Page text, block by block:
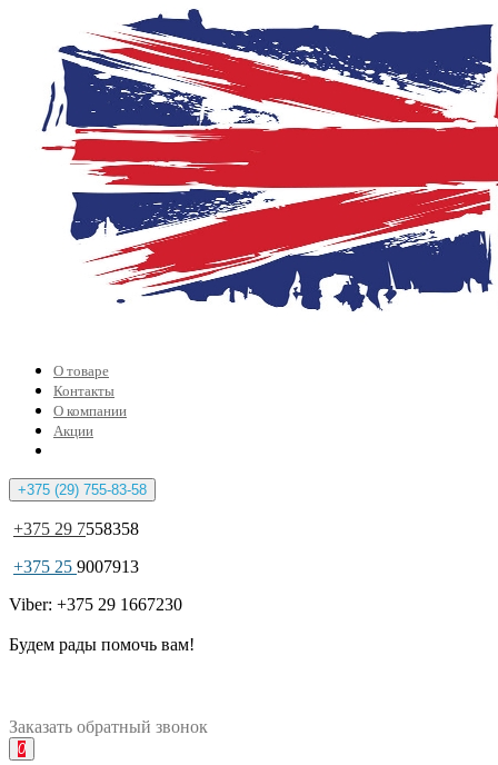
О товаре
Контакты
О компании
Акции
+375 (29) 755-83-58
+375 29 7558358
+375 25 9007913
Viber: +375 29 1667230
Будем рады помочь вам!
Заказать обратный звонок
0